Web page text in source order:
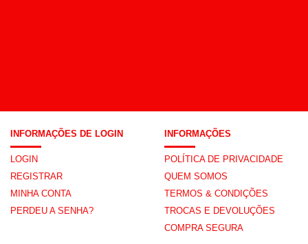
INFORMAÇÕES DE LOGIN
LOGIN
REGISTRAR
MINHA CONTA
PERDEU A SENHA?
INFORMAÇÕES
POLÍTICA DE PRIVACIDADE
QUEM SOMOS
TERMOS & CONDIÇÕES
TROCAS E DEVOLUÇÕES
COMPRA SEGURA